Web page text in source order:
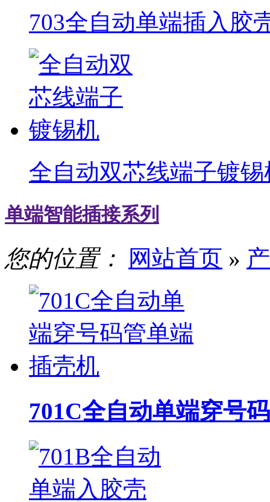
703全自动单端插入胶
全自动双芯线端子镀锡
单端智能插接系列
您的位置： 网站首页 »
701C全自动单端穿号